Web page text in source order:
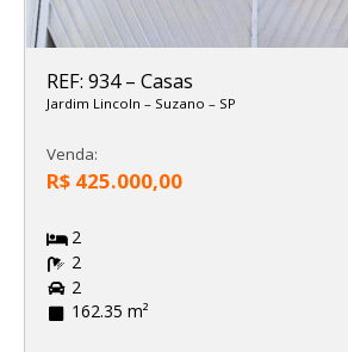
REF: 934– Casas
Jardim Lincoln – Suzano – SP
Venda:
R$ 425.000,00
2
2
2
162.35 m²